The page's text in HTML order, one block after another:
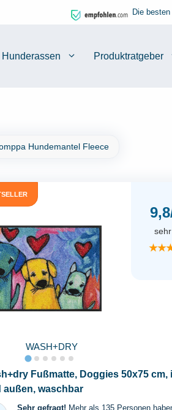
Die
Hunderassen Produktratgeber
Hundemantel Fleece
WASH+DRY
Fußmatte, Doggies 50x75 cm,
außen, waschbar
Sehr gefragt! Mehr als 135 Personen